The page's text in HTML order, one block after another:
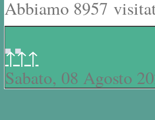
Abbiamo 8957
↑↑↑
Sabato, 08 Agosto